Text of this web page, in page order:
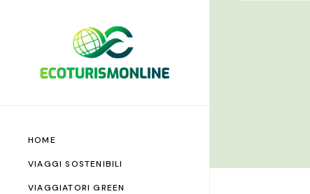
HOME
VIAGGI SOSTENIBILI
VIAGGIATORI GREEN